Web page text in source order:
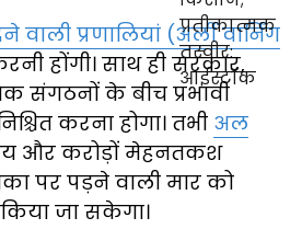
वाली प्रणालियां (अर्ली वार्निंग
होंगी। साथ ही सरकार,
संगठनों के बीच प्रभावी
करना होगा। तभी अल
और करोड़ों मेहनतकश
पर पड़ने वाली मार को
जा सकेगा।